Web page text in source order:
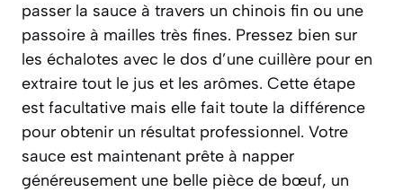
passer la sauce à travers un chinois fin ou une
passoire à mailles très fines. Pressez bien sur
les échalotes avec le dos d’une cuillère pour en
extraire tout le jus et les arômes. Cette étape
est facultative mais elle fait toute la différence
pour obtenir un résultat professionnel. Votre
sauce est maintenant prête à napper
généreusement une belle pièce de bœuf, un